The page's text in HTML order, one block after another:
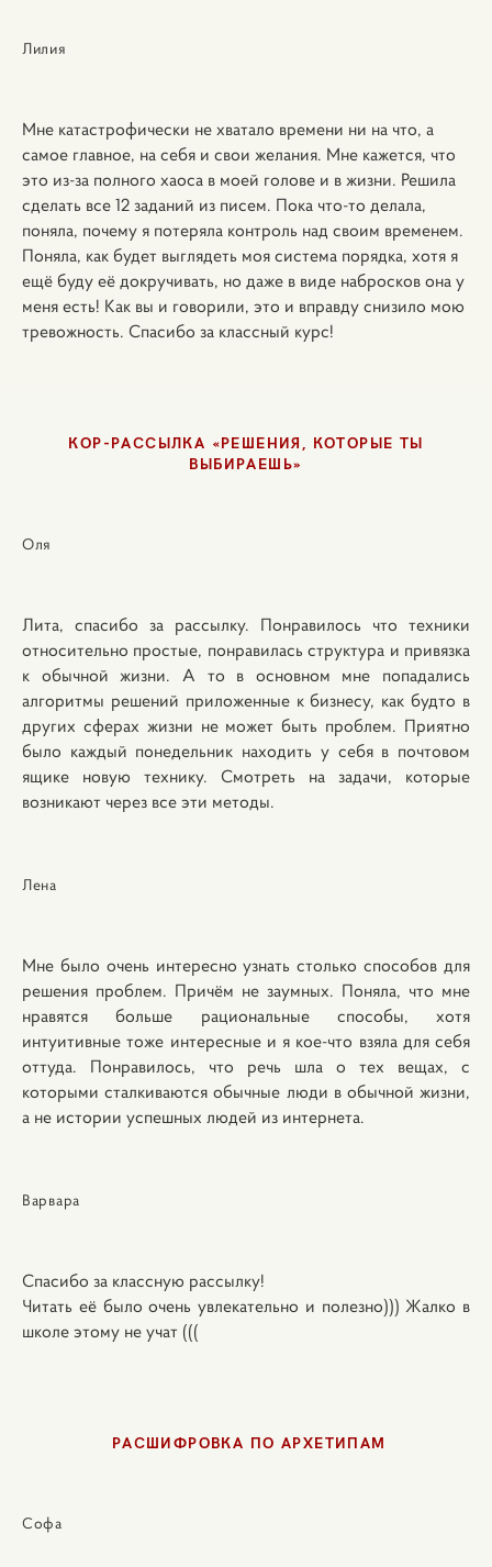
Лилия
Мне катастрофически не хватало времени ни на что, а
самое главное, на себя и свои желания. Мне кажется, что
это из-за полного хаоса в моей голове и в жизни. Решила
сделать все 12 заданий из писем. Пока что-то делала,
поняла, почему я потеряла контроль над своим временем.
Поняла, как будет выглядеть моя система порядка, хотя я
ещё буду её докручивать, но даже в виде набросков она у
меня есть! Как вы и говорили, это и вправду снизило мою
тревожность. Спасибо за классный курс!
КОР-РАССЫЛКА «РЕШЕНИЯ, КОТОРЫЕ ТЫ
ВЫБИРАЕШЬ»
Оля
Лита, спасибо за рассылку. Понравилось что техники
относительно простые, понравилась структура и привязка
к обычной жизни. А то в основном мне попадались
алгоритмы решений приложенные к бизнесу, как будто в
других сферах жизни не может быть проблем. Приятно
было каждый понедельник находить у себя в почтовом
ящике новую технику. Смотреть на задачи, которые
возникают через все эти методы.
Лена
Мне было очень интересно узнать столько способов для
решения проблем. Причём не заумных. Поняла, что мне
нравятся больше рациональные способы, хотя
интуитивные тоже интересные и я кое-что взяла для себя
оттуда. Понравилось, что речь шла о тех вещах, с
которыми сталкиваются обычные люди в обычной жизни,
а не истории успешных людей из интернета.
Варвара
Спасибо за классную рассылку!
Читать её было очень увлекательно и полезно))) Жалко в
школе этому не учат (((
РАСШИФРОВКА ПО АРХЕТИПАМ
Софа